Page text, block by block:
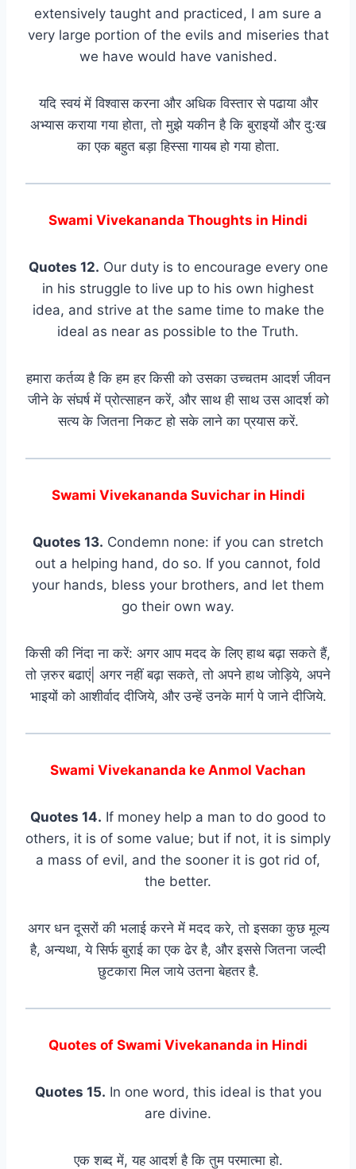
extensively taught and practiced, I am sure a
very large portion of the evils and miseries that
we have would have vanished.
यदि स्वयं में विश्वास करना और अधिक विस्तार से पढाया और
अभ्यास कराया गया होता, तो मुझे यकीन है कि बुराइयों और दुःख
का एक बहुत बड़ा हिस्सा गायब हो गया होता.
Swami Vivekananda Thoughts in Hindi
Quotes 12. Our duty is to encourage every one
in his struggle to live up to his own highest
idea, and strive at the same time to make the
ideal as near as possible to the Truth.
हमारा कर्तव्य है कि हम हर किसी को उसका उच्चतम आदर्श जीवन
जीने के संघर्ष में प्रोत्साहन करें, और साथ ही साथ उस आदर्श को
सत्य के जितना निकट हो सके लाने का प्रयास करें.
Swami Vivekananda Suvichar in Hindi
Quotes 13. Condemn none: if you can stretch
out a helping hand, do so. If you cannot, fold
your hands, bless your brothers, and let them
go their own way.
किसी की निंदा ना करें: अगर आप मदद के लिए हाथ बढ़ा सकते हैं,
तो ज़रुर बढाएं| अगर नहीं बढ़ा सकते, तो अपने हाथ जोड़िये, अपने
भाइयों को आशीर्वाद दीजिये, और उन्हें उनके मार्ग पे जाने दीजिये.
Swami Vivekananda ke Anmol Vachan
Quotes 14. If money help a man to do good to
others, it is of some value; but if not, it is simply
a mass of evil, and the sooner it is got rid of,
the better.
अगर धन दूसरों की भलाई करने में मदद करे, तो इसका कुछ मूल्य
है, अन्यथा, ये सिर्फ बुराई का एक ढेर है, और इससे जितना जल्दी
छुटकारा मिल जाये उतना बेहतर है.
Quotes of Swami Vivekananda in Hindi
Quotes 15. In one word, this ideal is that you
are divine.
एक शब्द में, यह आदर्श है कि तुम परमात्मा हो.